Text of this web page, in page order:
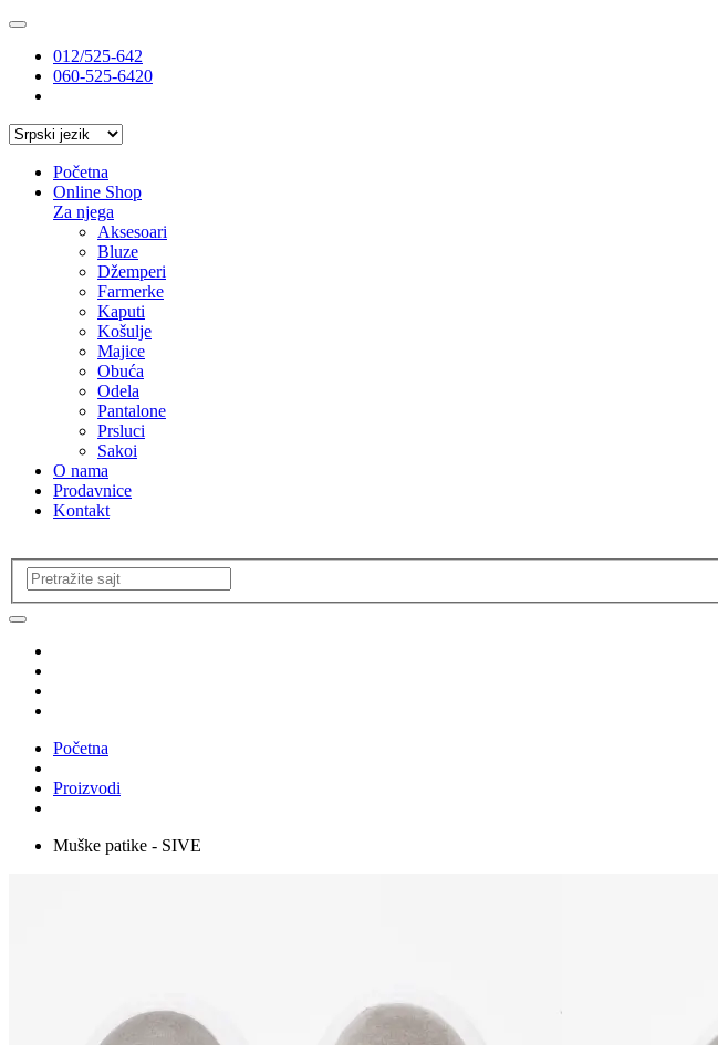
012/525-642
060-525-6420
Početna
Online Shop
Za njega
Aksesoari
Bluze
Džemperi
Farmerke
Kaputi
Košulje
Majice
Obuća
Odela
Pantalone
Prsluci
Sakoi
O nama
Prodavnice
Kontakt
Početna
Proizvodi
Muške patike - SIVE